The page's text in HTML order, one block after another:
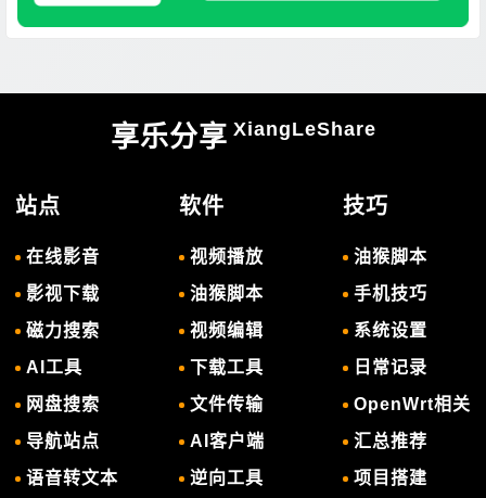
享乐分享 XiangLeShare
站点
在线影音
影视下载
磁力搜索
AI工具
网盘搜索
导航站点
语音转文本
软件
视频播放
油猴脚本
视频编辑
下载工具
文件传输
AI客户端
逆向工具
技巧
油猴脚本
手机技巧
系统设置
日常记录
OpenWrt相关
汇总推荐
项目搭建